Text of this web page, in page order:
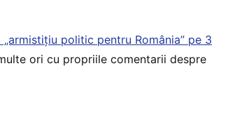
politic pentru România” pe 3
ori cu propriile comentarii despre